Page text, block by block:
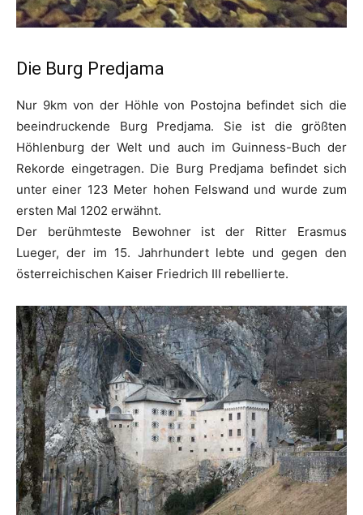
Die Burg Predjama
Nur 9km von der Höhle von Postojna befindet sich die
beeindruckende Burg Predjama. Sie ist die größten
Höhlenburg der Welt und auch im Guinness-Buch der
Rekorde eingetragen. Die Burg Predjama befindet sich
unter einer 123 Meter hohen Felswand und wurde zum
ersten Mal 1202 erwähnt.
Der berühmteste Bewohner ist der Ritter Erasmus
Lueger, der im 15. Jahrhundert lebte und gegen den
österreichischen Kaiser Friedrich III rebellierte.